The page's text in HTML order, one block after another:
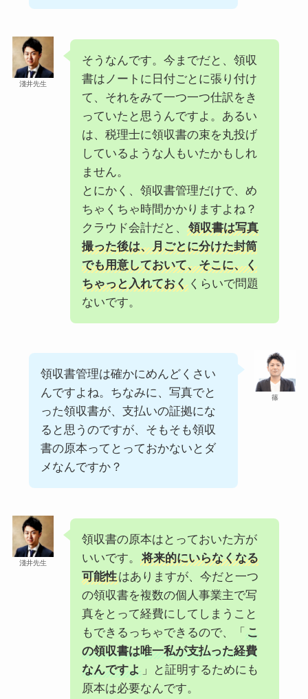
淺井先生
そうなんです。今までだと、領収
書はノートに日付ごとに張り付け
て、それをみて一つ一つ仕訳をき
っていたと思うんですよ。あるい
は、税理士に領収書の束を丸投げ
しているような人もいたかもしれ
ません。
とにかく、領収書管理だけで、め
ちゃくちゃ時間かかりますよね？
クラウド会計だと、
領収書は写真
撮った後は、月ごとに分けた封筒
でも用意しておいて、そこに、く
ちゃっと入れておくくらいで問題
ないです。
篠
領収書管理は確かにめんどくさい
んですよね。ちなみに、写真でと
った領収書が、支払いの証拠にな
ると思うのですが、そもそも領収
書の原本ってとっておかないとダ
メなんですか？
淺井先生
領収書の原本はとっておいた方が
いいです。
将来的にいらなくなる
可能性はありますが、今だと一つ
の領収書を複数の個人事業主で写
真をとって経費にしてしまうこと
もできるっちゃできるので、「 こ
の領収書は唯一私が支払った経費
なんですよ 」と証明するためにも
原本は必要なんです。